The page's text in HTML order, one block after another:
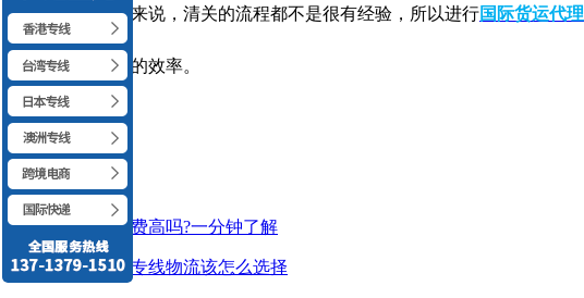
对于很多人来说，清关的流程都不是很有经验，所以进行国际货运代理
定性，保证清关的效率。
散货拼车出口收费高吗?一分钟了解
敏感货物出口的专线物流该怎么选择